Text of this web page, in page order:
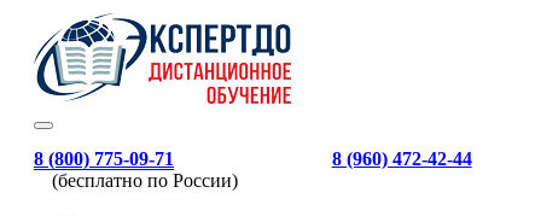
8 (800) 775-09-71
(бесплатно по России)
8 (960) 472-42-44